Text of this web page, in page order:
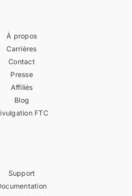
À propos
Carrières
Contact
Presse
Affiliés
Blog
FTC
Support